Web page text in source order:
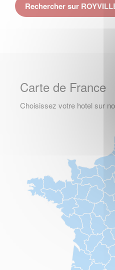
Rechercher sur
Carte de France
Choisissez votre hotel sur